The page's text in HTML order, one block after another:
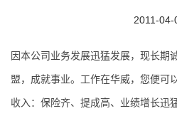
2011-04-
因本公司业务发展迅猛发展，现长期
盟，成就事业。工作在华威，您便可
收入：保险齐、提成高、业绩增长迅猛